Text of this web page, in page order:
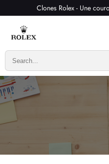
Clones Rolex - Une